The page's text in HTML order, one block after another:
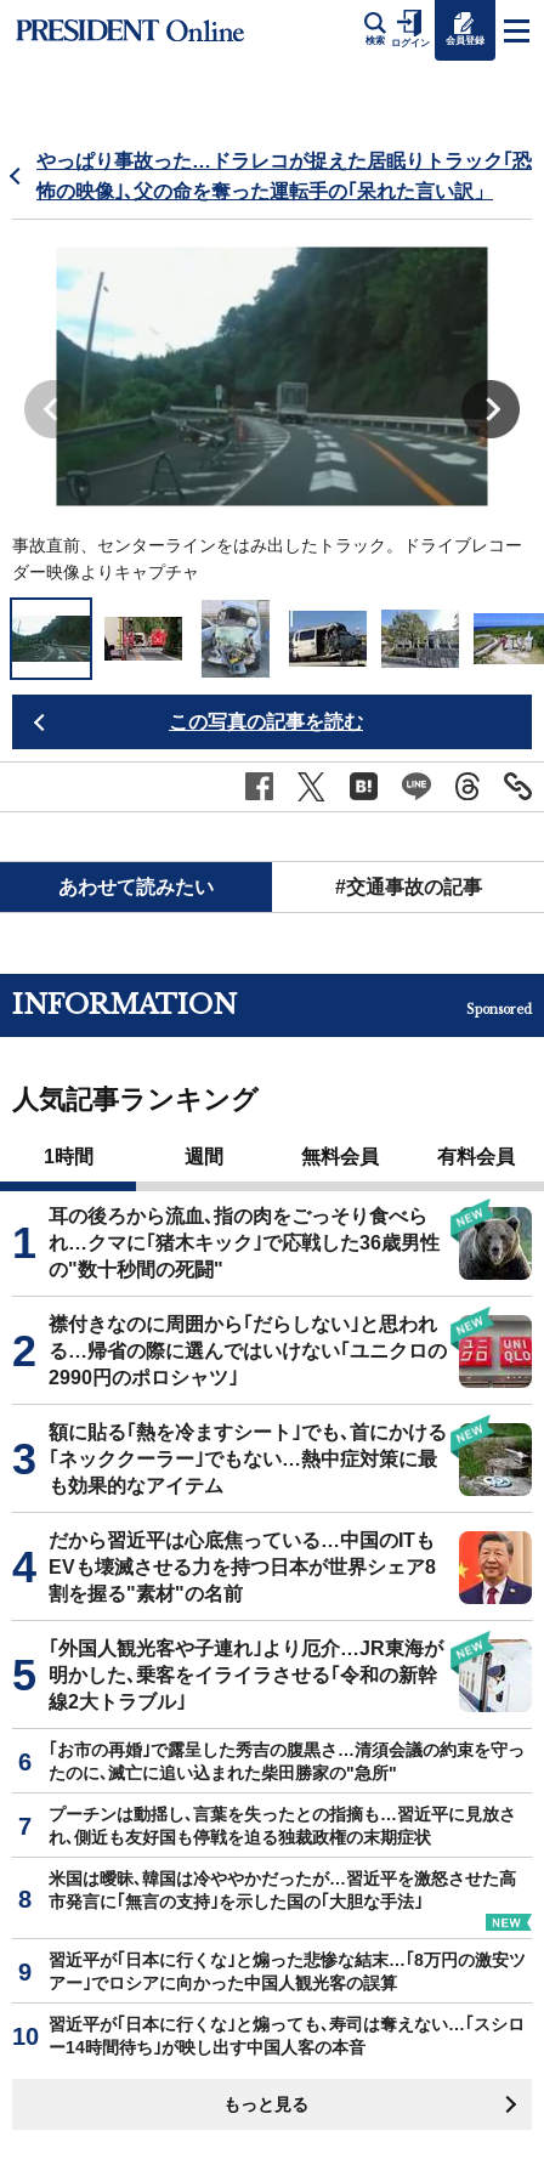
検索 ログイン 会員登録
やっぱり事故った…ドラレコが捉えた居眠りトラック｢恐
怖の映像｣､父の命を奪った運転手の｢呆れた言い訳」
事故直前、センターラインをはみ出したトラック。ドライブレコー
ダー映像よりキャプチャ
この写真の記事を読む
あわせて読みたい #交通事故の記事
INFORMATION Sponsored
人気記事ランキング
1時間 週間 無料会員 有料会員
耳の後ろから流血､指の肉をごっそり食べら
れ…クマに｢猪木キック｣で応戦した36歳男性
の"数十秒間の死闘"
襟付きなのに周囲から｢だらしない｣と思われ
る…帰省の際に選んではいけない｢ユニクロの
2990円のポロシャツ｣
額に貼る｢熱を冷ますシート｣でも､首にかける
｢ネッククーラー｣でもない…熱中症対策に最
も効果的なアイテム
だから習近平は心底焦っている…中国のITも
EVも壊滅させる力を持つ日本が世界シェア8
割を握る"素材"の名前
｢外国人観光客や子連れ｣より厄介…JR東海が
明かした､乗客をイライラさせる｢令和の新幹
線2大トラブル｣
｢お市の再婚｣で露呈した秀吉の腹黒さ…清須会議の約束を守っ
たのに､滅亡に追い込まれた柴田勝家の"急所"
プーチンは動揺し､言葉を失ったとの指摘も…習近平に見放さ
れ､側近も友好国も停戦を迫る独裁政権の末期症状
米国は曖昧､韓国は冷ややかだったが…習近平を激怒させた高
市発言に｢無言の支持｣を示した国の｢大胆な手法｣
習近平が｢日本に行くな｣と煽った悲惨な結末…｢8万円の激安ツ
アー｣でロシアに向かった中国人観光客の誤算
習近平が｢日本に行くな｣と煽っても､寿司は奪えない…｢スシロ
ー14時間待ち｣が映し出す中国人客の本音
もっと見る